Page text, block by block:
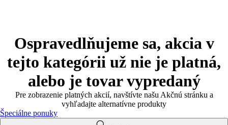
Ospravedlňujeme sa, akcia v
tejto kategórii už nie je platná,
alebo je tovar vypredaný
Pre zobrazenie platných akcií, navštívte našu Akčnú stránku a
vyhľadajte alternatívne produkty
Špeciálne ponuky